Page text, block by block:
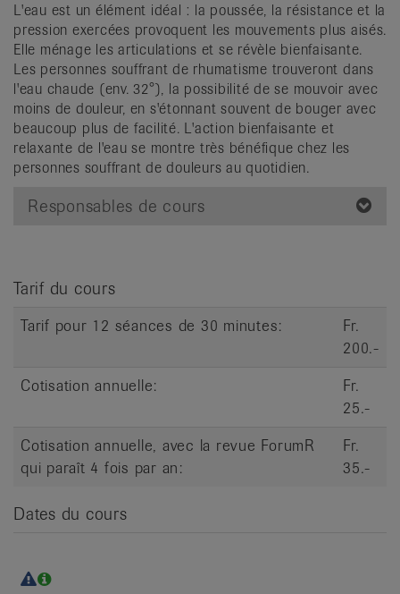
L'eau est un élément idéal : la poussée, la résistance et la
pression exercées provoquent les mouvements plus aisés.
Elle ménage les articulations et se révèle bienfaisante.
Les personnes souffrant de rhumatisme trouveront dans
l'eau chaude (env. 32°), la possibilité de se mouvoir avec
moins de douleur, en s'étonnant souvent de bouger avec
beaucoup plus de facilité. L'action bienfaisante et
relaxante de l'eau se montre très bénéfique chez les
personnes souffrant de douleurs au quotidien.
Responsables de cours
Tarif du cours
Tarif pour 12 séances de 30 minutes:
Fr.
200.-
Cotisation annuelle:
Fr.
25.-
Cotisation annuelle, avec la revue ForumR
qui paraît 4 fois par an:
Fr.
35.-
Dates du cours